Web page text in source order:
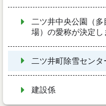
二ツ井中央公園（多
場）の愛称が決定し
二ツ井町除雪センタ
建設係